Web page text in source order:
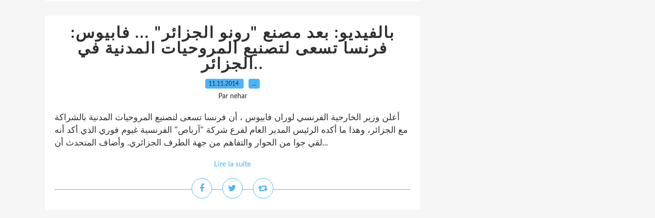
بالفيديو: بعد مصنع "رونو الجزائر" ... فابيوس:
فرنسا تسعى لتصنيع المروحيات المدنية في
الجزائر..
11.11.2014 …
Par nehar
أعلن وزير الخارجية الفرنسي لوران فابيوس ، أن فرنسا تسعى لتصنيع المروحيات المدنية بالشراكة
مع الجزائر، وهذا ما أكده الرئيس المدير العام لفرع شركة "آرباص" الفرنسية غيوم فوري الذي أكد أنه
لقي جوا من الحوار والتفاهم من جهة الطرف الجزائري. وأضاف المتحدث أن...
Lire la suite